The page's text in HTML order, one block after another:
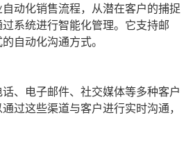
动化销售流程，从潜在客户的捕捉
系统进行智能化管理。它支持邮
自动化沟通方式。
、电子邮件、社交媒体等多种客户
过这些渠道与客户进行实时沟通，